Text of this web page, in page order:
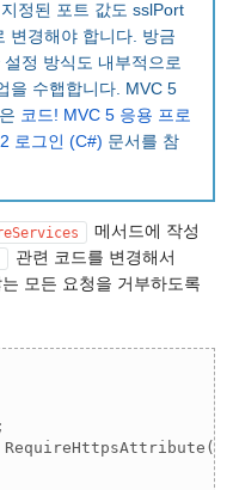
정된 포트 값도 sslPort
변경해야 합니다. 방금
설정 방식도 내부적으로
을 수햅합니다. MVC 5
코드! MVC 5 응용 프로
로그인 (C#) 문서를 참
메서드에 작성
관련 코드를 변경해서
모든 요청을 거부하도록
;